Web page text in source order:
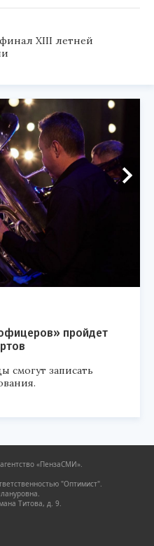
XIII летней
пройдет
смогут записать
«ПензаСМИ».
"Оптимист".
Титова, д. 9.